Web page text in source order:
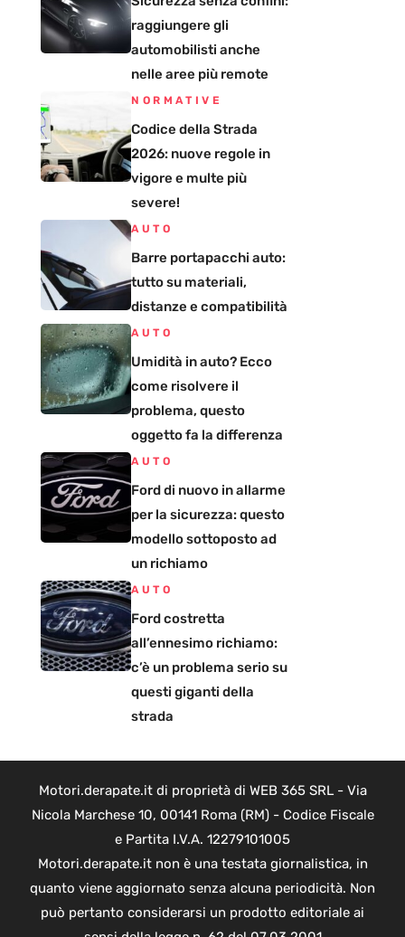
raggiungere gli
automobilisti anche
nelle aree più remote
NORMATIVE
Codice della Strada
2026: nuove regole in
vigore e multe più
severe!
AUTO
Barre portapacchi auto:
tutto su materiali,
distanze e compatibilità
AUTO
Umidità in auto? Ecco
come risolvere il
problema, questo
oggetto fa la differenza
AUTO
Ford di nuovo in allarme
per la sicurezza: questo
modello sottoposto ad
un richiamo
AUTO
Ford costretta
all’ennesimo richiamo:
c’è un problema serio su
questi giganti della
strada
Motori.derapate.it di proprietà di WEB 365 SRL - Via
Nicola Marchese 10, 00141 Roma (RM) - Codice Fiscale
e Partita I.V.A. 12279101005
Motori.derapate.it non è una testata giornalistica, in
quanto viene aggiornato senza alcuna periodicità. Non
può pertanto considerarsi un prodotto editoriale ai